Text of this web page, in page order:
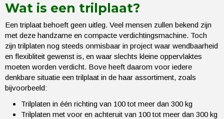
Wat is een trilplaat?
Een triplaat behoeft geen uitleg. Veel mensen zullen bekend zijn
met deze handzame en compacte verdichtingsmachine. Toch
zijn trilplaten nog steeds onmisbaar in project waar wendbaarheid
en flexibliteit gewenst is, en waar slechts kleine oppervlaktes
moeten worden verdicht. Bove heeft daarom voor iedere
denkbare situatie een trilplaat in de haar assortiment, zoals
bijvoorbeeld:
Trilplaten in één richting van 100 tot meer dan 300 kg
Trilplaten met voor en achteruit van 100 tot meer dan 300 kg